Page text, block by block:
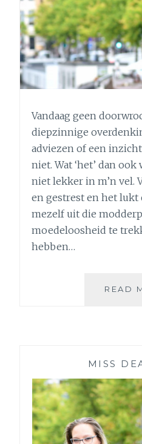
Vandaag geen
diepzinnige
adviezen of een
niet. Wat ‘het’ dan
niet lekker in m’n vel.
en gestrest en het
mezelf uit die
moedeloosheid te
hebben…
READ
MISS